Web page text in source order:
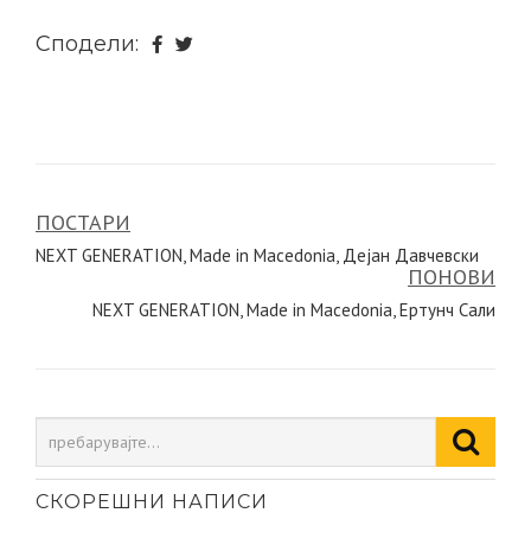
Сподели:
Навигација
на
напис
ПОСТАРИ
NEXT GENERATION, Made in Macedonia, Дејан Давчевски
ПОНОВИ
NEXT GENERATION, Made in Macedonia, Ертунч Сали
СКОРЕШНИ НАПИСИ